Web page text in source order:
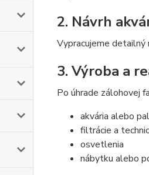
2. Návrh
Vypracujeme detailný
3. Výroba a
Po úhrade zálohovej
akvária alebo
filtrácie a
osvetlenia
nábytku alebo